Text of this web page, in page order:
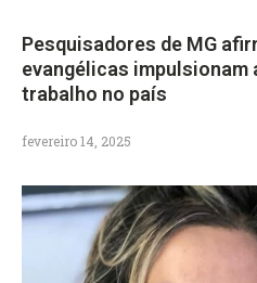
Pesquisadores de MG
evangélicas impulsionam
trabalho no país
fevereiro 14, 2025